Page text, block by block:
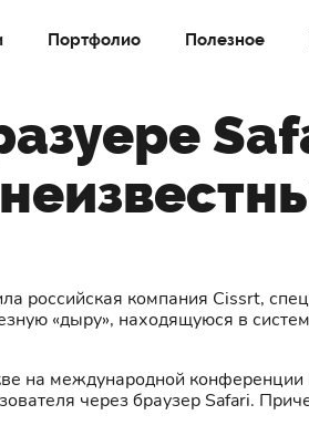
Портфолио Полезное
российская компания Cissrt,
«дыру», находящуюся в
на международной конференции
через браузер Safari.